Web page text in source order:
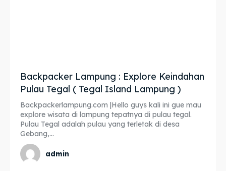
Backpacker Lampung : Explore Keindahan
Pulau Tegal ( Tegal Island Lampung )
Backpackerlampung.com |Hello guys kali ini gue mau
explore wisata di lampung tepatnya di pulau tegal.
Pulau Tegal adalah pulau yang terletak di desa
Gebang,...
admin